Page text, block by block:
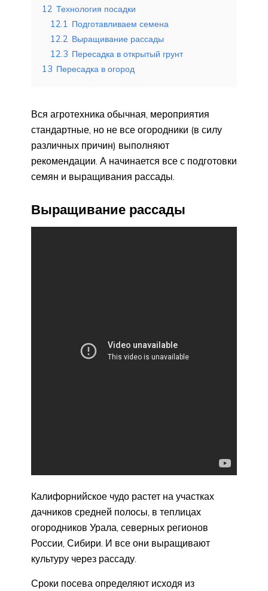
12 Технология посадки
12.1 Подготавливаем семена
12.2 Выращивание рассады
12.3 Пересадка в открытый грунт
13 Пересадка в огород
Вся агротехника обычная, мероприятия
стандартные, но не все огородники (в силу
различных причин) выполняют
рекомендации. А начинается все с подготовки
семян и выращивания рассады.
Выращивание рассады
Калифорнийское чудо растет на участках
дачников средней полосы, в теплицах
огородников Урала, северных регионов
России, Сибири. И все они выращивают
культуру через рассаду.
Сроки посева определяют исходя из